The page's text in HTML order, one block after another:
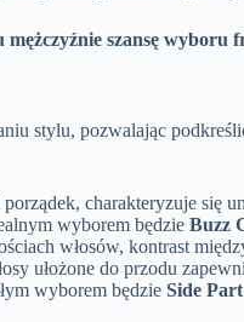
szansę wyboru
stylu, pozwalając
charakteryzuje się
wyborem będzie Buzz
włosów, kontrast
ułożone do przodu
wyborem będzie Side Part